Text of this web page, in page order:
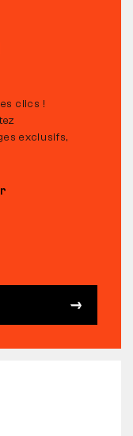
clics !
exclusifs,